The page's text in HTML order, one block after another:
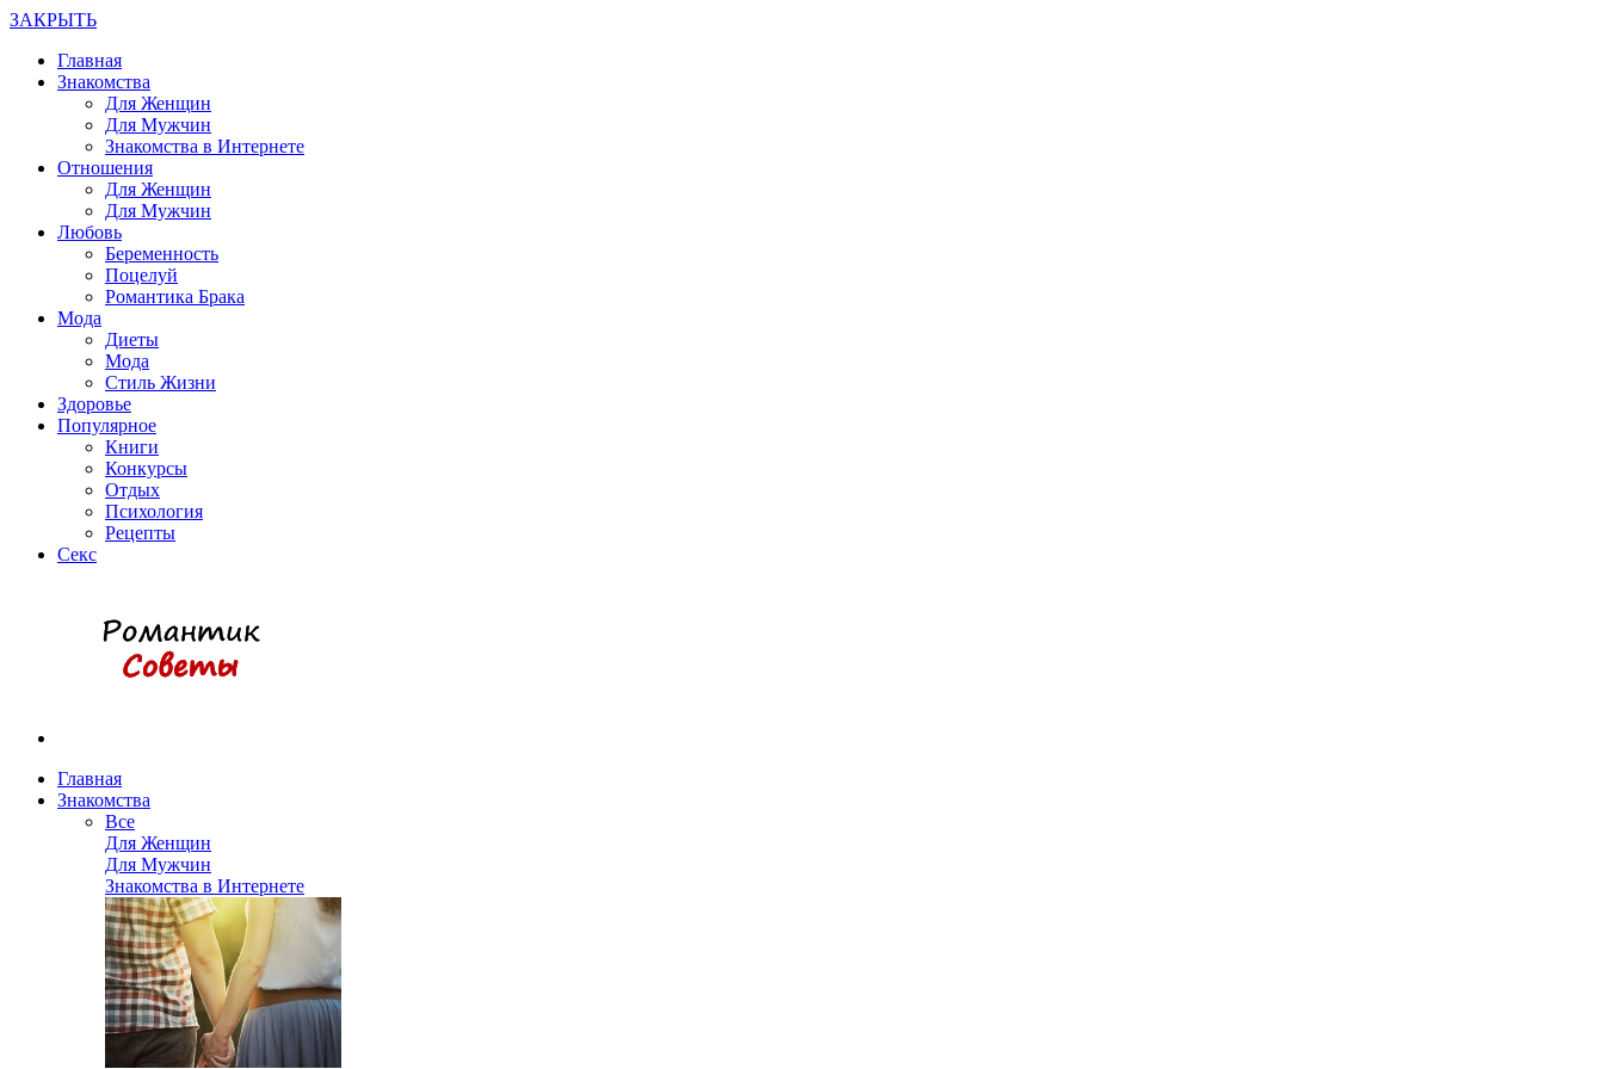
ЗАКРЫТЬ
Главная
Знакомства
Для Женщин
Для Мужчин
Знакомства в Интернете
Отношения
Для Женщин
Для Мужчин
Любовь
Беременность
Поцелуй
Романтика Брака
Мода
Диеты
Мода
Стиль Жизни
Здоровье
Популярное
Книги
Конкурсы
Отдых
Психология
Рецепты
Секс
Главная
Знакомства
Все
Для Женщин
Для Мужчин
Знакомства в Интернете